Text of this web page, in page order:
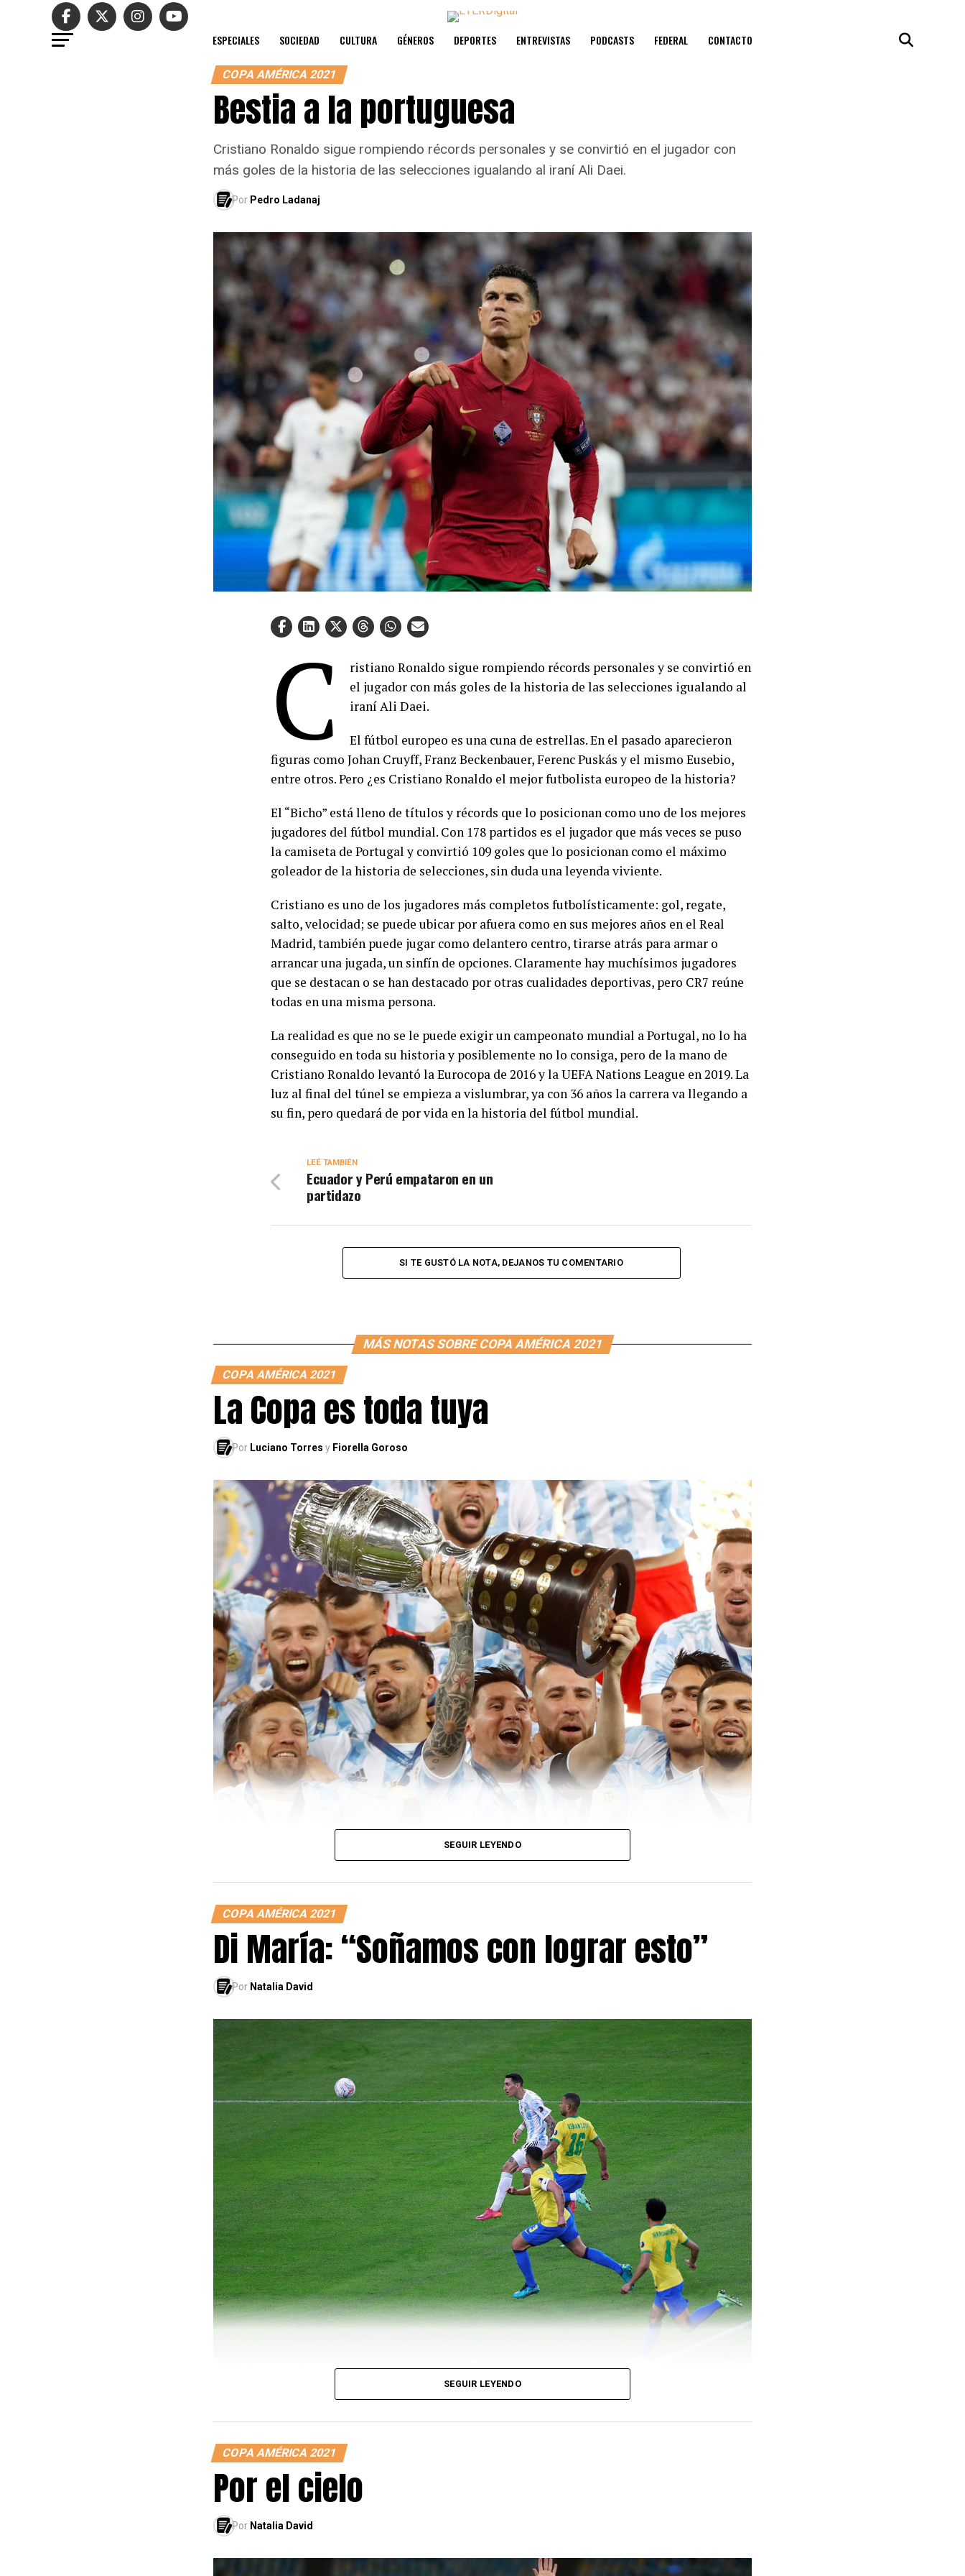
ESPECIALES SOCIEDAD CULTURA GÉNEROS DEPORTES ENTREVISTAS PODCASTS FEDERAL CONTACTO
COPA AMÉRICA 2021
Bestia a la portuguesa
Cristiano Ronaldo sigue rompiendo récords personales y se convirtió en el jugador con
más goles de la historia de las selecciones igualando al iraní Ali Daei.
Por Pedro Ladanaj
C
ristiano Ronaldo sigue rompiendo récords personales y se convirtió en
el jugador con más goles de la historia de las selecciones igualando al
iraní Ali Daei.
El fútbol europeo es una cuna de estrellas. En el pasado aparecieron
figuras como Johan Cruyff, Franz Beckenbauer, Ferenc Puskás y el mismo Eusebio,
entre otros. Pero ¿es Cristiano Ronaldo el mejor futbolista europeo de la historia?
El “Bicho” está lleno de títulos y récords que lo posicionan como uno de los mejores
jugadores del fútbol mundial. Con 178 partidos es el jugador que más veces se puso
la camiseta de Portugal y convirtió 109 goles que lo posicionan como el máximo
goleador de la historia de selecciones, sin duda una leyenda viviente.
Cristiano es uno de los jugadores más completos futbolísticamente: gol, regate,
salto, velocidad; se puede ubicar por afuera como en sus mejores años en el Real
Madrid, también puede jugar como delantero centro, tirarse atrás para armar o
arrancar una jugada, un sinfín de opciones. Claramente hay muchísimos jugadores
que se destacan o se han destacado por otras cualidades deportivas, pero CR7 reúne
todas en una misma persona.
La realidad es que no se le puede exigir un campeonato mundial a Portugal, no lo ha
conseguido en toda su historia y posiblemente no lo consiga, pero de la mano de
Cristiano Ronaldo levantó la Eurocopa de 2016 y la UEFA Nations League en 2019. La
luz al final del túnel se empieza a vislumbrar, ya con 36 años la carrera va llegando a
su fin, pero quedará de por vida en la historia del fútbol mundial.
LEÉ TAMBIÉN
Ecuador y Perú empataron en un
partidazo
SI TE GUSTÓ LA NOTA, DEJANOS TU COMENTARIO
MÁS NOTAS SOBRE COPA AMÉRICA 2021
COPA AMÉRICA 2021
La Copa es toda tuya
Por Luciano Torres y Fiorella Goroso
SEGUIR LEYENDO
COPA AMÉRICA 2021
Di María: “Soñamos con lograr esto”
Por Natalia David
SEGUIR LEYENDO
COPA AMÉRICA 2021
Por el cielo
Por Natalia David